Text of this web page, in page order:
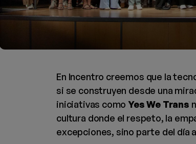
En Incentro creemos que la
si se construyen desde una
iniciativas comoYes We Trans
cultura donde el respeto, la
excepciones, sino parte del día